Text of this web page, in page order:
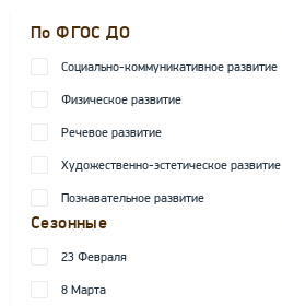
По ФГОС ДО
Социально-коммуникативное развитие
Физическое развитие
Речевое развитие
Художественно-эстетическое развитие
Познавательное развитие
Сезонные
23 Февраля
8 Марта